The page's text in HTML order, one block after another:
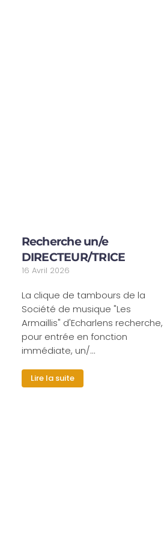
Recherche un/e
DIRECTEUR/TRICE
16 Avril 2026
La clique de tambours de la
Société de musique "Les
Armaillis" d'Echarlens recherche,
pour entrée en fonction
immédiate, un/…
Lire la suite